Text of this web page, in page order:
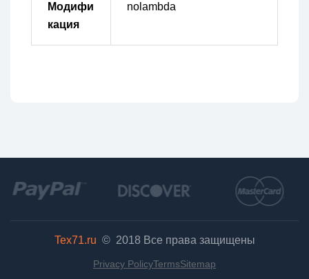
Модифи
кация
nolambda
Tex71.ru © 2018 Все права защищены
Privacy PolicyTermsSitemap